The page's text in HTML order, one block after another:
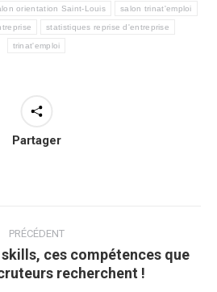
orientation Saint-Louis salon trinat'emploi
statistiques reprise d'entreprise
trinat'emploi
Partager
PRÉCÉDENT
Article
précédent
ces compétences que
recherchent !